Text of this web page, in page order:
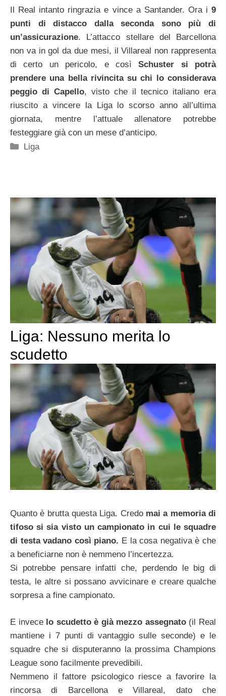
Il Real intanto ringrazia e vince a Santander. Ora i 9
punti di distacco dalla seconda sono più di
un’assicurazione. L’attacco stellare del Barcellona
non va in gol da due mesi, il Villareal non rappresenta
di certo un pericolo, e cosìSchuster si potrà
prendere una bella rivincita su chi lo considerava
peggio di Capello, visto che il tecnico italiano era
riuscito a vincere la Liga lo scorso anno all’ultima
giornata, mentre l’attuale allenatore potrebbe
festeggiare già con un mese d’anticipo.
Categorie
Liga
Liga: Nessuno merita lo
scudetto
Quanto è brutta questa Liga. Credomai a memoria di
tifoso si sia visto un campionato in cui le squadre
di testa vadano così piano. E la cosa negativa è che
a beneficiarne non è nemmeno l’incertezza.
Si potrebbe pensare infatti che, perdendo le big di
testa, le altre si possano avvicinare e creare qualche
sorpresa a fine campionato.
E invece lo scudetto è già mezzo assegnato(il Real
mantiene i 7 punti di vantaggio sulle seconde) e le
squadre che si disputeranno la prossima Champions
League sono facilmente prevedibili.
Nemmeno il fattore psicologico riesce a favorire la
rincorsa di Barcellona e Villareal, dato che